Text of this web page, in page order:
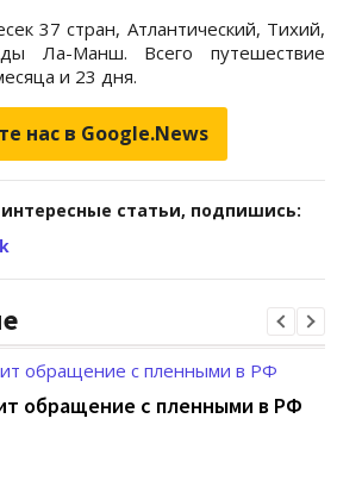
37 стран, Атлантический, Тихий,
Ла-Манш. Всего путешествие
и 23 дня.
нас в Google.News
статьи, подпишись:
обращение с пленными в РФ